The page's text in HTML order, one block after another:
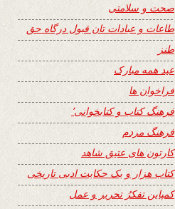
صحت و سلامتی
طاعات و عبادات تان قبول درگاه حق
طنز
عید همه مبارک
فراخوان ها
فرهنگ کتاب و کتابخوانی٬
فرهنگ مردم
کارتون های عتیق شاهد
کتاب هزار و یک حکایت ادبی تاریخی
کمپاین تفکرُ تحریر و عمل